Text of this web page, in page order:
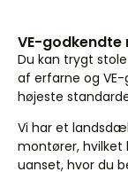
VE-
Du kan trygt
af erfarne og
højeste
Vi har et
montører, hvilket
uanset, hvor du